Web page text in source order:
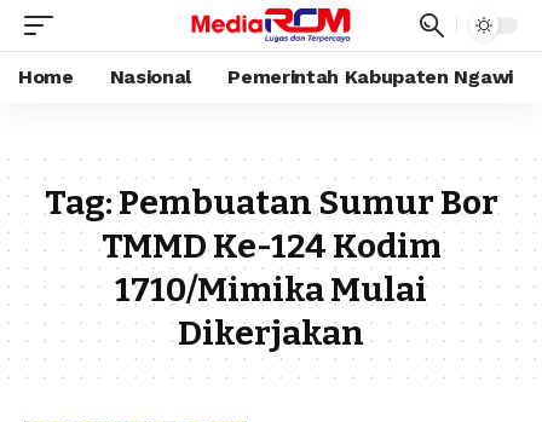
Home Nasional Pemerintah Kabupaten Ngawi
Tag:Pembuatan Sumur Bor
TMMD Ke-124 Kodim
1710/Mimika Mulai
Dikerjakan